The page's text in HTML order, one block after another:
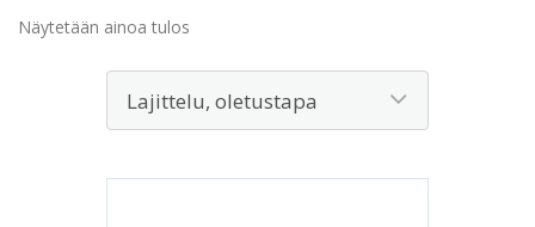
Näytetään ainoa tulos